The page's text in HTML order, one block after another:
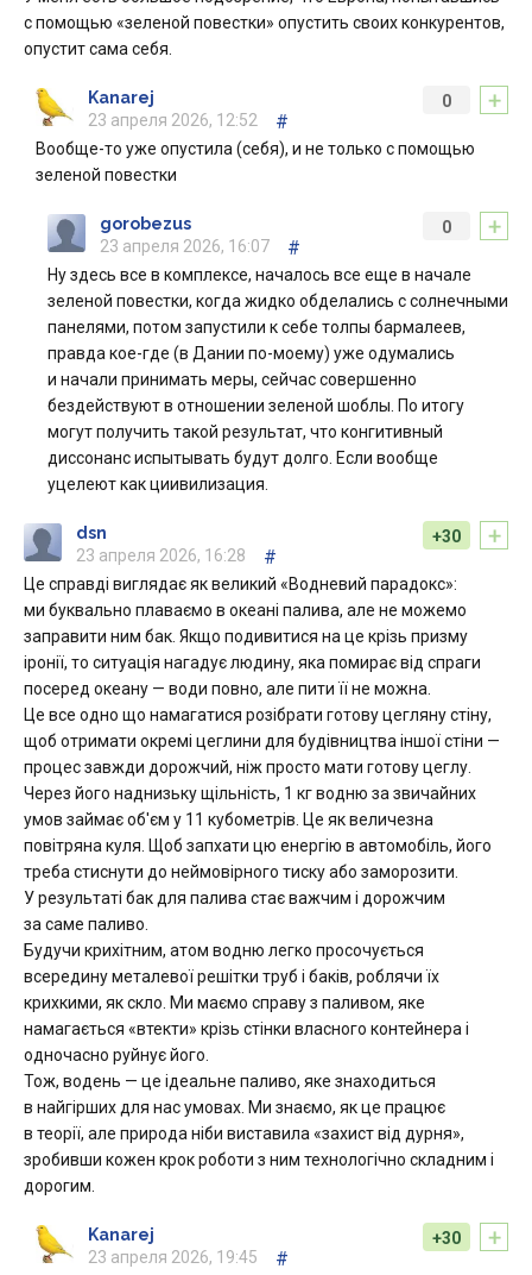
с помощью «зеленой повестки» опустить своих конкурентов,
опустит сама себя.
+
0
Kanarej
23 апреля 2026, 12:52
#
Вообще-то уже опустила (себя), и не только с помощью
зеленой повестки
+
0
gorobezus
23 апреля 2026, 16:07
#
Ну здесь все в комплексе, началось все еще в начале
зеленой повестки, когда жидко обделались с солнечными
панелями, потом запустили к себе толпы бармалеев,
правда кое-где (в Дании по-моему) уже одумались
и начали принимать меры, сейчас совершенно
бездействуют в отношении зеленой шоблы. По итогу
могут получить такой результат, что конгитивный
диссонанс испытывать будут долго. Если вообще
уцелеют как циивилизация.
+
+30
dsn
23 апреля 2026, 16:28
#
Це справді виглядає як великий «Водневий парадокс»:
ми буквально плаваємо в океані палива, але не можемо
заправити ним бак. Якщо подивитися на це крізь призму
іронії, то ситуація нагадує людину, яка помирає від спраги
посеред океану — води повно, але пити її не можна.
Це все одно що намагатися розібрати готову цегляну стіну,
щоб отримати окремі цеглини для будівництва іншої стіни —
процес завжди дорожчий, ніж просто мати готову цеглу.
Через його наднизьку щільність, 1 кг водню за звичайних
умов займає об'єм у 11 кубометрів. Це як величезна
повітряна куля. Щоб запхати цю енергію в автомобіль, його
треба стиснути до неймовірного тиску або заморозити.
У результаті бак для палива стає важчим і дорожчим
за саме паливо.
Будучи крихітним, атом водню легко просочується
всередину металевої решітки труб і баків, роблячи їх
крихкими, як скло. Ми маємо справу з паливом, яке
намагається «втекти» крізь стінки власного контейнера і
одночасно руйнує його.
Тож, водень — це ідеальне паливо, яке знаходиться
в найгірших для нас умовах. Ми знаємо, як це працює
в теорії, але природа ніби виставила «захист від дурня»,
зробивши кожен крок роботи з ним технологічно складним і
дорогим.
+
+30
Kanarej
23 апреля 2026, 19:45
#